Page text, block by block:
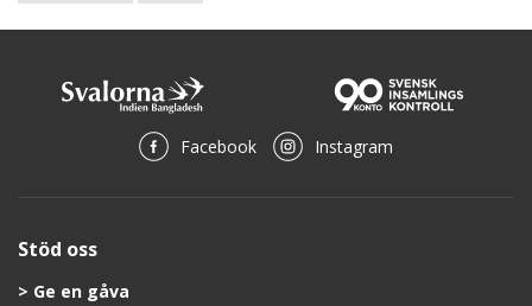
Facebook Instagram
Stöd oss
Ge en gåva